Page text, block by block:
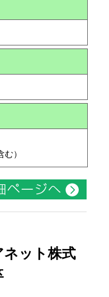
）
ット株式